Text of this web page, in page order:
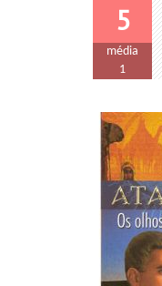
5
média
1